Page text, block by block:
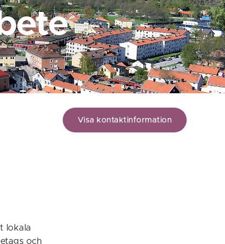
Visa kontaktinformation
lokala
och